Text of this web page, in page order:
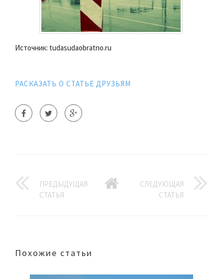
Источник: tudasudaobratno.ru
РАСКАЗАТЬ О СТАТЬЕ ДРУЗЬЯМ
ПРЕДЫДУЩАЯ
СТАТЬЯ
СЛЕДУЮЩАЯ
СТАТЬЯ
Похожие статьи